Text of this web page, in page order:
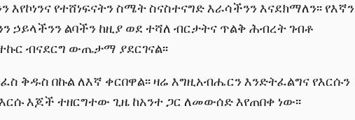
የተሸነፍናትን ስሜት ስናስተናግድ እራሳችንን እናደክማለን፡፡ የእኛን
ኃይላችንን ልባችን ከዚያ ወደ ተሻለ ብርታትና ጥልቅ ሕብረት ገብቶ
ብናደርግ ውጤታማ ያደርገናል፡፡
ቅዱስ በኩል ለእኛ ቀርበዋል፡፡ ዛሬ እግዚአብሔርን እንድትፈልግና የእርሱን
እጆች ተዘርግተው ጊዜ ከአንተ ጋር ለመውሰድ እየጠበቀ ነው፡፡